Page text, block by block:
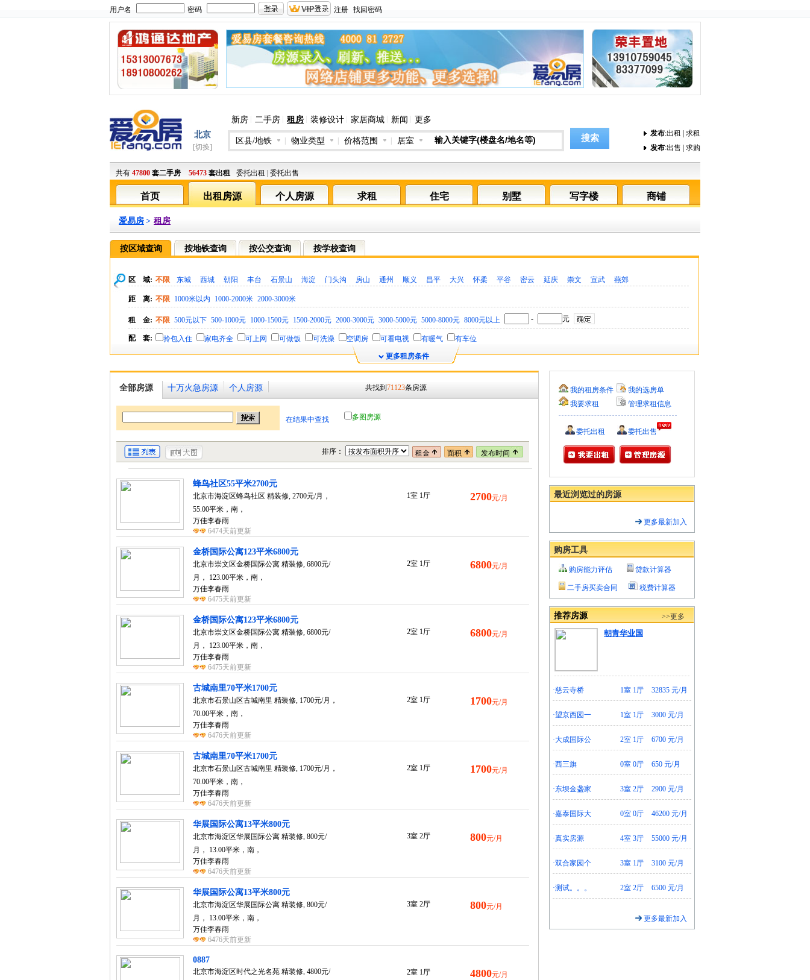
用户名 密码 注册 找回密码
北京
[切换]
新房 二手房 租房 装修设计 家居商城 新闻 更多
区县/地铁 物业类型 价格范围 居室 搜索 发布:出租
求租
发布:出售 求购
共有 47800 套二手房 56473 套出租 委托出租 委托出售
首页 出租房源 个人房源 求租 住宅 别墅 写字楼 商铺
爱易房 > 租房
按区域查询 按地铁查询 按公交查询 按学校查询
区 域: 不限 东城 西城 朝阳 丰台 石景山 海淀 门头沟 房山 通州 顺义 昌平 大兴 怀柔 平谷 密云 延庆 崇文 宣武 燕郊
距 离: 不限 1000米以内 1000-2000米 2000-3000米
租 金: 不限 500元以下 500-1000元 1000-1500元 1500-2000元 2000-3000元 3000-5000元 5000-8000元 8000元以上 - 元
配 套: 拎包入住 家电齐全 可上网 可做饭 可洗澡 空调房 可看电视 有暖气 有车位
更多租房条件
全部房源 十万火急房源 个人房源 共找到 71123条房源
在结果中查找 多图房源
发布时间
面积
租金
排序：
蜂鸟社区55平米2700元
北京市海淀区蜂鸟社区 精装修, 2700元/月，
55.00平米，南，
万佳李春雨
6474天前更新
1室 1厅 2700元/月
金桥国际公寓123平米6800元
北京市崇文区金桥国际公寓 精装修, 6800元/
月， 123.00平米，南，
万佳李春雨
6475天前更新
2室 1厅 6800元/月
金桥国际公寓123平米6800元
北京市崇文区金桥国际公寓 精装修, 6800元/
月， 123.00平米，南，
万佳李春雨
6475天前更新
2室 1厅 6800元/月
古城南里70平米1700元
北京市石景山区古城南里 精装修, 1700元/月，
70.00平米，南，
万佳李春雨
6476天前更新
2室 1厅 1700元/月
古城南里70平米1700元
北京市石景山区古城南里 精装修, 1700元/月，
70.00平米，南，
万佳李春雨
6476天前更新
2室 1厅 1700元/月
华展国际公寓13平米800元
北京市海淀区华展国际公寓 精装修, 800元/
月， 13.00平米，南，
万佳李春雨
6476天前更新
3室 2厅 800元/月
华展国际公寓13平米800元
北京市海淀区华展国际公寓 精装修, 800元/
月， 13.00平米，南，
万佳李春雨
6476天前更新
3室 2厅 800元/月
0887
北京市海淀区时代之光名苑 精装修, 4800元/
2室 1厅 4800元/月
我的租房条件
我的选房单
我要求租
管理求租信息
委托出租 委托出售
最近浏览过的房源
更多最新加入
购房工具
购房能力评估 贷款计算器
二手房买卖合同 税费计算器
推荐房源 >>更多
朝青华业国
·慈云寺桥 1室 1厅 32835 元/月
·望京西园一 1室 1厅 3000 元/月
·大成国际公 2室 1厅 6700 元/月
·西三旗 0室 0厅 650 元/月
·东坝金盏家 3室 2厅 2900 元/月
·嘉泰国际大 0室 0厅 46200 元/月
·真实房源 4室 3厅 55000 元/月
·双合家园个 3室 1厅 3100 元/月
·测试。。。 2室 2厅 6500 元/月
更多最新加入